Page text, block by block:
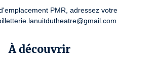
PMR, adressez votre
À découvrir